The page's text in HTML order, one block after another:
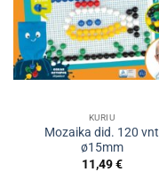
KURIU
Mozaika did. 120 vnt
ø15mm
11,49€